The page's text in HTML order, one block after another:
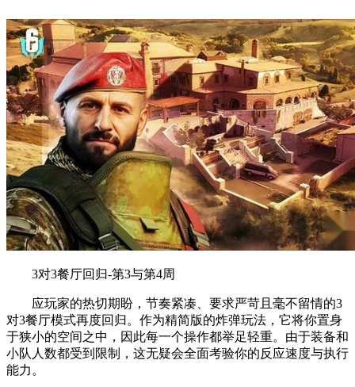
3对3餐厅回归-第3与第4周
应玩家的热切期盼，节奏紧凑、要求严苛且毫不留情的3
对3餐厅模式再度回归。作为精简版的炸弹玩法，它将你置身
于狭小的空间之中，因此每一个操作都举足轻重。由于装备和
小队人数都受到限制，这无疑会全面考验你的反应速度与执行
能力。